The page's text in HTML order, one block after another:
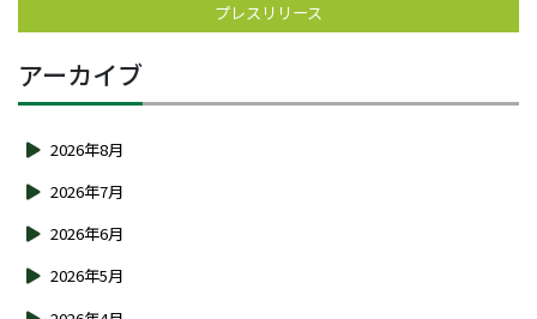
プレスリリース
アーカイブ
2026年8月
2026年7月
2026年6月
2026年5月